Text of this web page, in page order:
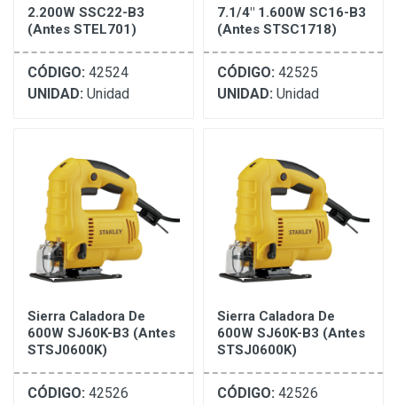
2.200W SSC22-B3
(Antes STEL701)
CÓDIGO: 42524
UNIDAD: Unidad
7.1/4" 1.600W SC16-B3
(Antes STSC1718)
CÓDIGO: 42525
UNIDAD: Unidad
Sierra Caladora De
600W SJ60K-B3 (Antes
STSJ0600K)
CÓDIGO: 42526
Sierra Caladora De
600W SJ60K-B3 (Antes
STSJ0600K)
CÓDIGO: 42526